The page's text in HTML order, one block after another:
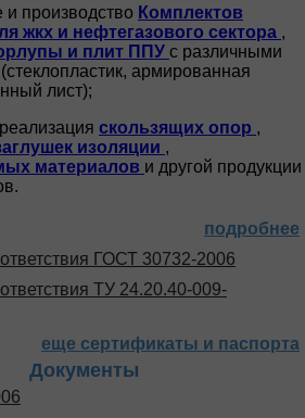
и производство Комплектов
жкх и нефтегазового сектора ,
и плит ППУ с различными
армированная
лист);
скользящих опор ,
изоляции ,
материалов и другой продукции
подробнее
ГОСТ 30732-2006
ТУ 24.20.40-009-
еще сертификаты и паспорта
Документы